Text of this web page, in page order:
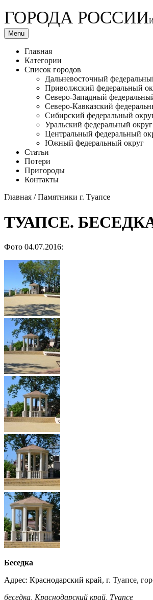
ГОРОДА РОССИИ
Menu
Главная
Категории
Список городов
Дальневосточный
Приволжский федеральный
Северо-Западный
Северо-Кавказский
Сибирский федеральный
Уральский федеральный округ
Центральный федеральный
Южный федеральный округ
Статьи
Потери
Пригороды
Контакты
Главная /Памятники г. Туапсе
ТУАПСЕ.
Фото 04.07.2016:
Беседка
Адрес: Краснодарский край, г. Туапсе,
беседка Краснодарский край Туапсе